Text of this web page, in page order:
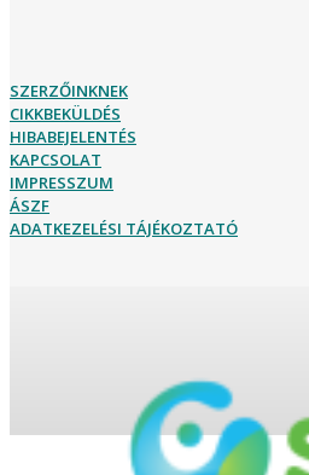
SZERZŐINKNEK
CIKKBEKÜLDÉS
HIBABEJELENTÉS
KAPCSOLAT
IMPRESSZUM
ÁSZF
ADATKEZELÉSI TÁJÉKOZTATÓ